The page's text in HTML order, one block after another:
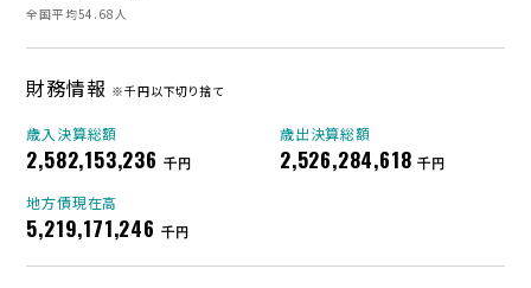
全国平均54.68人
財務情報 ※千円以下切り捨て
歳入決算総額
2,582,153,236 千円
歳出決算総額
2,526,284,618 千円
地方債現在高
5,219,171,246 千円